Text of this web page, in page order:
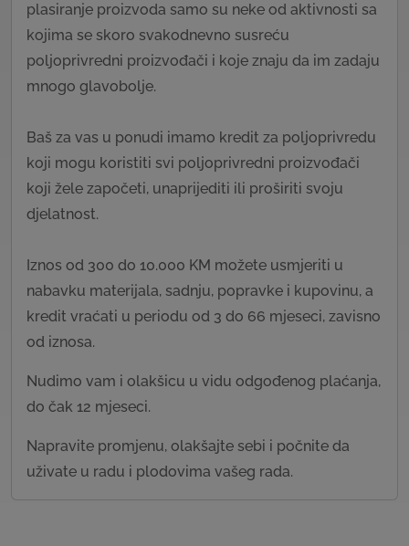
plasiranje proizvoda samo su neke od aktivnosti sa
kojima se skoro svakodnevno susreću
poljoprivredni proizvođači i koje znaju da im zadaju
mnogo glavobolje.
Baš za vas u ponudi imamo kredit za poljoprivredu
koji mogu koristiti svi poljoprivredni proizvođači
koji žele započeti, unaprijediti ili proširiti svoju
djelatnost.
Iznos od 300 do 10.000 KM možete usmjeriti u
nabavku materijala, sadnju, popravke i kupovinu, a
kredit vraćati u periodu od 3 do 66 mjeseci, zavisno
od iznosa.
Nudimo vam i olakšicu u vidu odgođenog plaćanja,
do čak 12 mjeseci.
Napravite promjenu, olakšajte sebi i počnite da
uživate u radu i plodovima vašeg rada.